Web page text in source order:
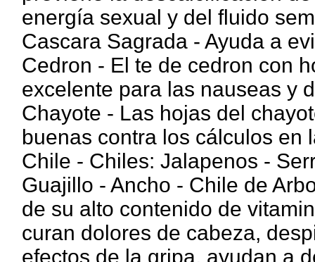
energía sexual y del fluido
Cascara Sagrada - Ayuda a
Cedron - El te de cedron con
excelente para las nauseas y
Chayote - Las hojas del
buenas contra los cálculos en
Chile - Chiles: Jalapenos -
Guajillo - Ancho - Chile de
de su alto contenido de
curan dolores de cabeza,
efectos de la gripa, ayudan a